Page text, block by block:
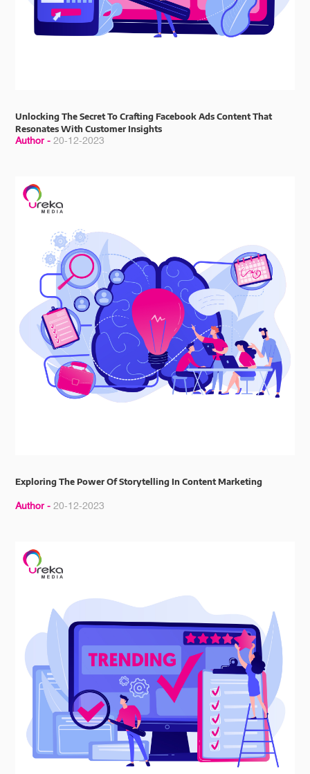
Unlocking The Secret To Crafting Facebook Ads Content That
Resonates With Customer Insights
Author -20-12-2023
Exploring The Power Of Storytelling In Content Marketing
Author -20-12-2023